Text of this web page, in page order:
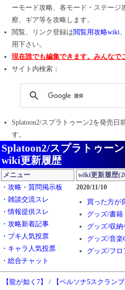
ーモード攻略、各モード・ステージ
察、ギア等を攻略します。
閲覧、リンク登録は閲覧用攻略wiki
用下さい。
現在誰でも編集できます。みんなで
サイト内検索：
Splatoon2/スプラトゥーン2を発売日
す。
Splatoon2/スプラトゥー
wiki更新履歴
メニュー
・攻略・質問掲示板
・雑談交流スレ
・情報提供スレ
・攻略新着記事
・ブキ人気投票
・キャラ人気投票
・総合チャット
wiki更新履歴
2020/11/10
買った方が
グッズ/書籍
グッズ/収納
グッズ/音楽
グッズ/フロ
【龍が如く7】 / 【ペルソナ5スクランブ